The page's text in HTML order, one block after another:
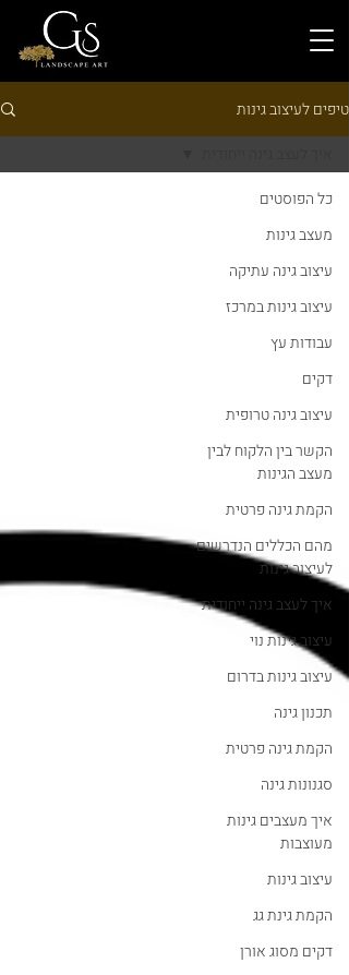
טיפים לעיצוב גינות
כל הפוסטים
מעצב גינות
עיצוב גינה עתיקה
עיצוב גינות במרכז
עבודות עץ
דקים
עיצוב גינה טרופית
הקשר בין הלקוח לבין
מעצב הגינות
הקמת גינה פרטית
מהם הכללים הנדרשים
לעיצוב גינות
איך לעצב גינה ייחודית
עיצוב גינות נוי
עיצוב גינות בדרום
תכנון גינה
הקמת גינה פרטית
סגנונות גינה
איך מעצבים גינות
מעוצבות
עיצוב גינות
הקמת גינת גג
דקים מסוג אורן